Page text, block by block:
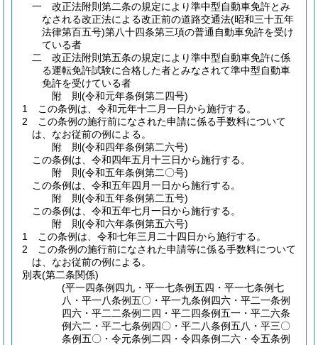
一
改正法附則第二条の規定により準中型自動車免許とみ
なされる改正法による改正前の道路交通法(昭和三十五年
法律第百五号)第八十四条第三項の普通自動車免許を受け
ている者
二
改正法附則第五条の規定により準中型自動車免許に係
る運転免許試験に合格した者とみなされて準中型自動車
免許を受けている者
附 則(令和元年条例第二四号)
1
この条例は、令和元年十二月一日から施行する。
2
この条例の施行前になされた申請に係る手数料について
は、なお従前の例による。
附 則(令和四年条例第二六号)
この条例は、令和四年五月十三日から施行する。
附 則(令和五年条例第二〇号)
この条例は、令和五年四月一日から施行する。
附 則(令和五年条例第二五号)
この条例は、令和五年七月一日から施行する。
附 則(令和六年条例第五六号)
1
この条例は、令和七年三月二十四日から施行する。
2
この条例の施行前になされた申請等に係る手数料について
は、なお従前の例による。
別表(第二条関係)
(平一四条例四九・平一七条例五四・平一七条例七
八・平一八条例五〇・平一九条例四六・平二一条例
四六・平二二条例二四・平二四条例五一・平二六条
例六二・平二七条例四〇・平二八条例五八・平三〇
条例五〇・令元条例二四・令四条例二六・令五条例